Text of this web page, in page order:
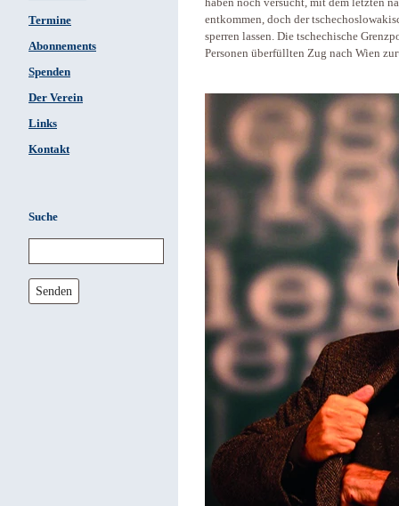
Termine
Abonnements
Spenden
Der Verein
Links
Kontakt
Suche
Senden
haben noch versucht, mit dem letzten
entkommen, doch der
sperren lassen. Die tschechische
Personen überfüllten Zug nach Wien